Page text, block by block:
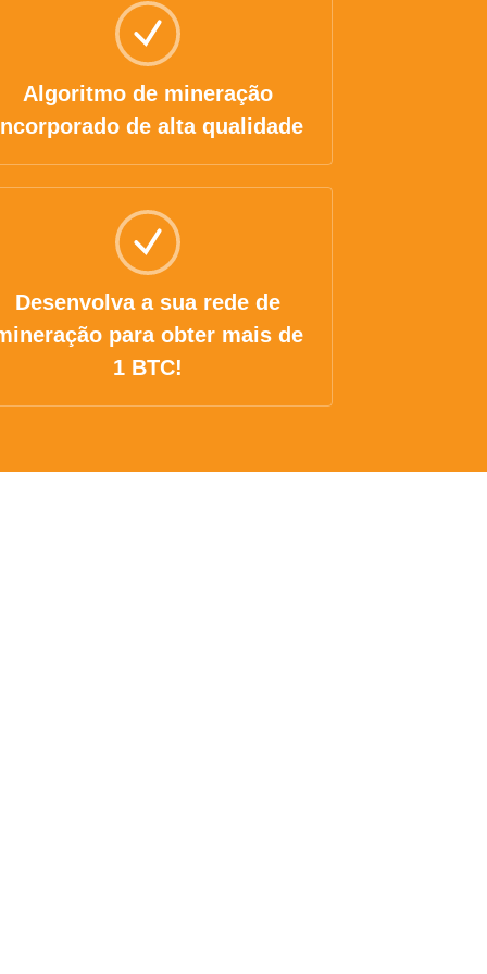
Algoritmo de mineração
de alta qualidade
Desenvolva a sua rede de
para obter mais de
1 BTC!